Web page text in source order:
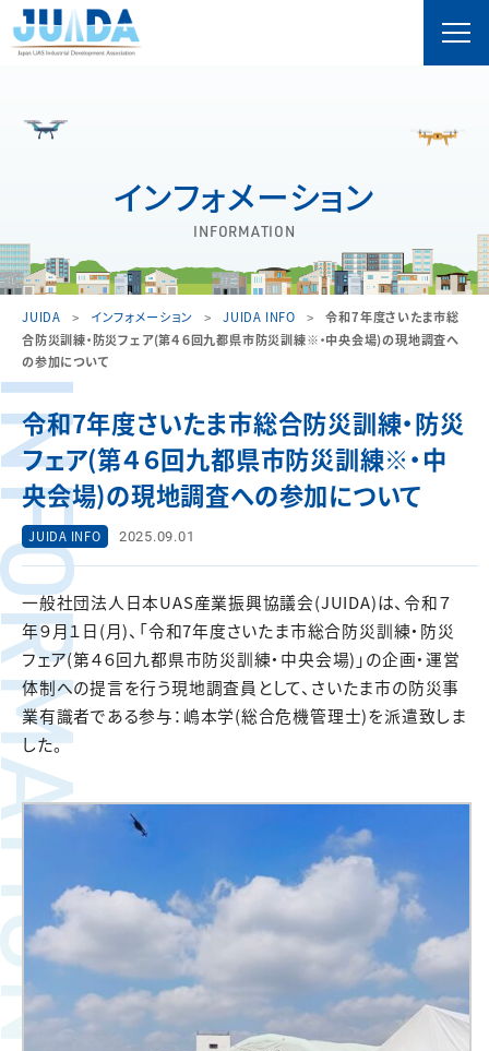
インフォメーション
INFORMATION
JUIDA インフォメーション JUIDA INFO
令和7年度さいたま市総
合防災訓練・防災フェア(第４６回九都県市防災訓練※・中央会場)の現地調査へ
の参加について
令和7年度さいたま市総合防災訓練・防災
フェア(第４６回九都県市防災訓練※・中
央会場)の現地調査への参加について
JUIDA INFO 2025.09.01
一般社団法人日本UAS産業振興協議会(JUIDA)は、令和７
年９月１日(月)、「令和7年度さいたま市総合防災訓練・防災
フェア(第４６回九都県市防災訓練・中央会場)」の企画・運営
体制への提言を行う現地調査員として、さいたま市の防災事
業有識者である参与：嶋本学(総合危機管理士)を派遣致しま
した。